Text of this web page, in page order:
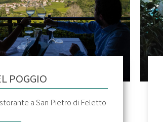
POGGIO
a San Pietro di Feletto